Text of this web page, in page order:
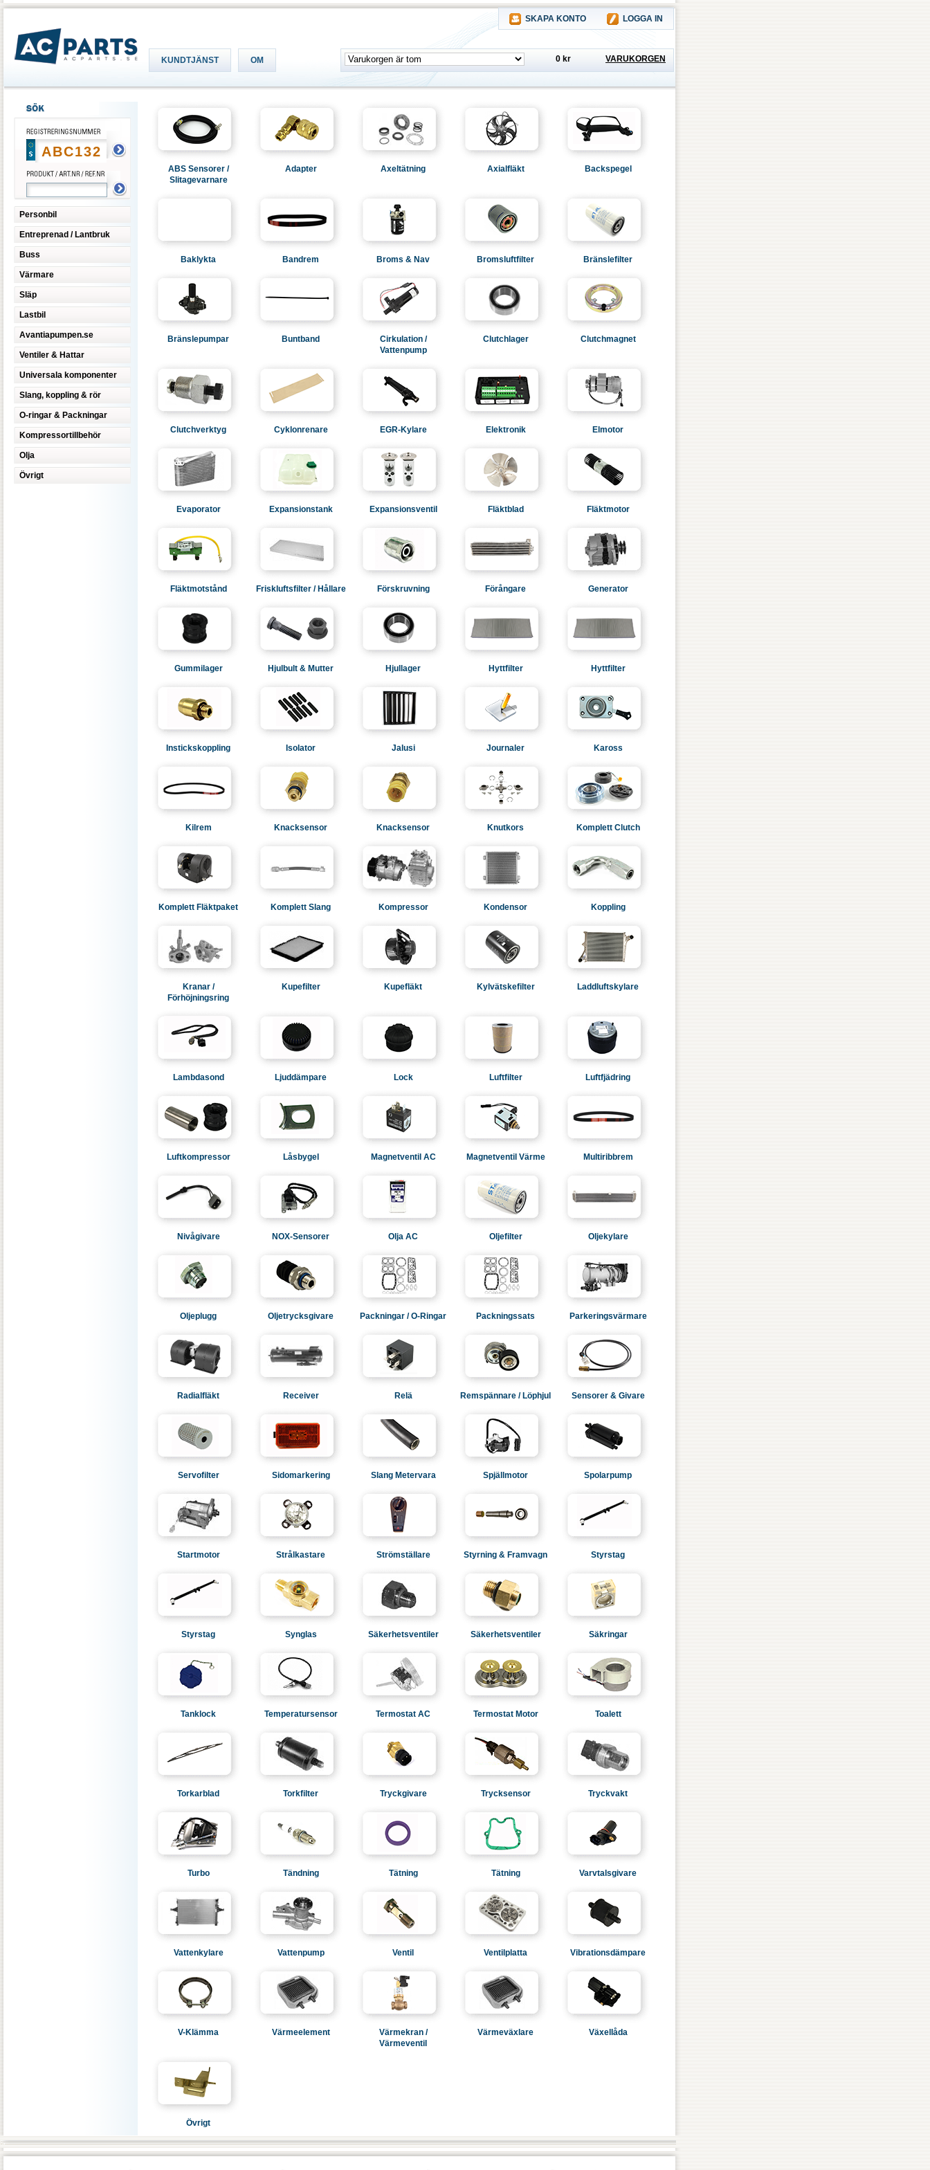
SKAPA KONTO LOGGA IN
KUNDTJÄNST OM 0 kr VARUKORGEN
Personbil
Entreprenad / Lantbruk
Buss
Värmare
Släp
Lastbil
Avantiapumpen.se
Ventiler & Hattar
Universala komponenter
Slang, koppling & rör
O-ringar & Packningar
Kompressortillbehör
Olja
Övrigt
ABS Sensorer /
Slitagevarnare
Adapter Axeltätning Axialfläkt Backspegel
Baklykta Bandrem Broms & Nav Bromsluftfilter Bränslefilter
Bränslepumpar Buntband
Cirkulation /
Vattenpump
Clutchlager Clutchmagnet
Clutchverktyg Cyklonrenare EGR-Kylare Elektronik Elmotor
Evaporator Expansionstank Expansionsventil Fläktblad Fläktmotor
Fläktmotstånd Friskluftsfilter / Hållare Förskruvning Förångare Generator
Gummilager Hjulbult & Mutter Hjullager Hyttfilter Hyttfilter
Instickskoppling Isolator Jalusi Journaler Kaross
Kilrem Knacksensor Knacksensor Knutkors Komplett Clutch
Komplett Fläktpaket Komplett Slang Kompressor Kondensor Koppling
Kranar /
Förhöjningsring
Kupefilter Kupefläkt Kylvätskefilter Laddluftskylare
Lambdasond Ljuddämpare Lock Luftfilter Luftfjädring
Luftkompressor Låsbygel Magnetventil AC Magnetventil Värme Multiribbrem
Nivågivare NOX-Sensorer Olja AC Oljefilter Oljekylare
Oljeplugg Oljetrycksgivare Packningar / O-Ringar Packningssats Parkeringsvärmare
Radialfläkt Receiver Relä Remspännare / Löphjul Sensorer & Givare
Servofilter Sidomarkering Slang Metervara Spjällmotor Spolarpump
Startmotor Strålkastare Strömställare Styrning & Framvagn Styrstag
Styrstag Synglas Säkerhetsventiler Säkerhetsventiler Säkringar
Tanklock Temperatursensor Termostat AC Termostat Motor Toalett
Torkarblad Torkfilter Tryckgivare Trycksensor Tryckvakt
Turbo Tändning Tätning Tätning Varvtalsgivare
Vattenkylare Vattenpump Ventil Ventilplatta Vibrationsdämpare
V-Klämma Värmeelement
Värmekran /
Värmeventil
Värmeväxlare Växellåda
Övrigt